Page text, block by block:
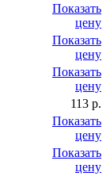
Показать
цену
Показать
цену
Показать
цену
113 р.
Показать
цену
Показать
цену